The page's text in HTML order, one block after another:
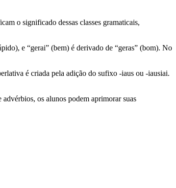
o significado dessas classes gramaticais,
e “gerai” (bem) é derivado de “geras” (bom). No
é criada pela adição do sufixo -iaus ou -iausiai.
os alunos podem aprimorar suas